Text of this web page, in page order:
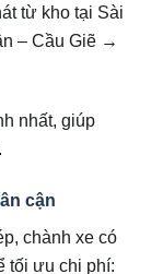
từ kho tại Sài
– Cầu Giẽ →
nhất, giúp
.
cận
chành xe có
tối ưu chi phí: